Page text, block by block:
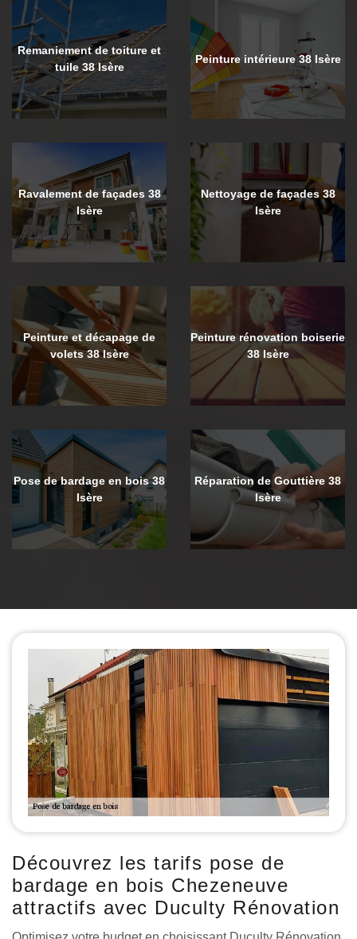
Remaniement de toiture et
tuile 38 Isère
Peinture intérieure 38 Isère
Ravalement de façades 38
Isère
Nettoyage de façades 38
Isère
Peinture et décapage de
volets 38 Isère
Peinture rénovation boiserie
38 Isère
Pose de bardage en bois 38
Isère
Réparation de Gouttière 38
Isère
Découvrez les tarifs pose de
bardage en bois Chezeneuve
attractifs avec Duculty Rénovation